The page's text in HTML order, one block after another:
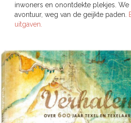
inwoners en onontdekte plekjes.
avontuur, weg van de geijkte paden.
uitgaven.